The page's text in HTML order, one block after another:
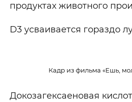
продуктах животного
D3 усваивается гораздо
Кадр из фильма «Ешь,
Докозагексаеновая